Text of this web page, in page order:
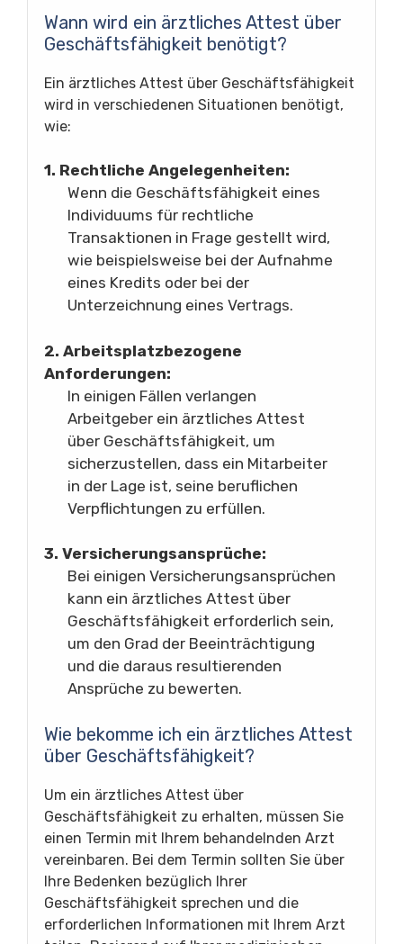
Wann wird ein ärztliches Attest über
Geschäftsfähigkeit benötigt?
Ein ärztliches Attest über Geschäftsfähigkeit
wird in verschiedenen Situationen benötigt,
wie:
1. Rechtliche Angelegenheiten:
Wenn die Geschäftsfähigkeit eines
Individuums für rechtliche
Transaktionen in Frage gestellt wird,
wie beispielsweise bei der Aufnahme
eines Kredits oder bei der
Unterzeichnung eines Vertrags.
2. Arbeitsplatzbezogene
Anforderungen:
In einigen Fällen verlangen
Arbeitgeber ein ärztliches Attest
über Geschäftsfähigkeit, um
sicherzustellen, dass ein Mitarbeiter
in der Lage ist, seine beruflichen
Verpflichtungen zu erfüllen.
3. Versicherungsansprüche:
Bei einigen Versicherungsansprüchen
kann ein ärztliches Attest über
Geschäftsfähigkeit erforderlich sein,
um den Grad der Beeinträchtigung
und die daraus resultierenden
Ansprüche zu bewerten.
Wie bekomme ich ein ärztliches Attest
über Geschäftsfähigkeit?
Um ein ärztliches Attest über
Geschäftsfähigkeit zu erhalten, müssen Sie
einen Termin mit Ihrem behandelnden Arzt
vereinbaren. Bei dem Termin sollten Sie über
Ihre Bedenken bezüglich Ihrer
Geschäftsfähigkeit sprechen und die
erforderlichen Informationen mit Ihrem Arzt